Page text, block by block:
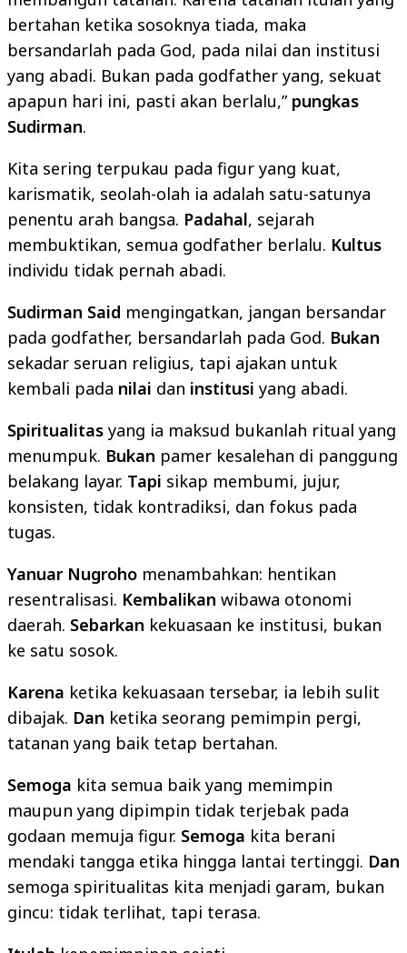
bertahan ketika sosoknya tiada, maka
bersandarlah pada God, pada nilai dan institusi
yang abadi. Bukan pada godfather yang, sekuat
apapun hari ini, pasti akan berlalu,” pungkas
Sudirman.
Kita sering terpukau pada figur yang kuat,
karismatik, seolah-olah ia adalah satu-satunya
penentu arah bangsa. Padahal, sejarah
membuktikan, semua godfather berlalu. Kultus
individu tidak pernah abadi.
Sudirman Said mengingatkan, jangan bersandar
pada godfather, bersandarlah pada God. Bukan
sekadar seruan religius, tapi ajakan untuk
kembali pada nilai dan institusi yang abadi.
Spiritualitas yang ia maksud bukanlah ritual yang
menumpuk. Bukan pamer kesalehan di panggung
belakang layar. Tapi sikap membumi, jujur,
konsisten, tidak kontradiksi, dan fokus pada
tugas.
Yanuar Nugroho menambahkan: hentikan
resentralisasi. Kembalikan wibawa otonomi
daerah. Sebarkan kekuasaan ke institusi, bukan
ke satu sosok.
Karena ketika kekuasaan tersebar, ia lebih sulit
dibajak. Dan ketika seorang pemimpin pergi,
tatanan yang baik tetap bertahan.
Semoga kita semua baik yang memimpin
maupun yang dipimpin tidak terjebak pada
godaan memuja figur. Semoga kita berani
mendaki tangga etika hingga lantai tertinggi. Dan
semoga spiritualitas kita menjadi garam, bukan
gincu: tidak terlihat, tapi terasa.